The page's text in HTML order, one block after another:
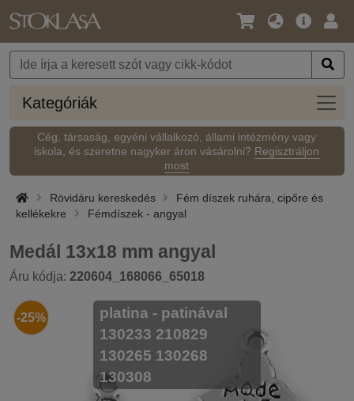
Nyelv
Pénznem
Fő
Kategóriák
Cég, társaság, egyéni vállalkozó, állami intézmény vagy
iskola, és szeretne nagyker áron vásárolni? Regisztráljon
most
Rövidáru kereskedés
Fém díszek ruhára, cipőre és
kellékekre
Fémdíszek - angyal
Medál 13x18 mm angyal
Áru kódja: 220604_168066_65018
-25%
platina - patinával
130233 210829
130265 130268
130308